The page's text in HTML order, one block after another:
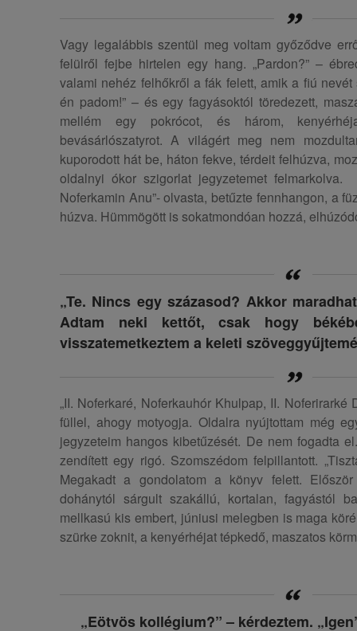
Vagy legalábbis szentül meg voltam győződve
felülről fejbe hirtelen egy hang. „Pardon?” –
valami nehéz felhőkről a fák felett, amik a fiú
én padom!” – és egy fagyásoktól töredezett,
mellém egy pokrócot, és három,
bevásárlószatyrot. A világért meg nem
kuporodott hát be, háton fekve, térdeit felhúzva,
oldalnyi ókor szigorlat jegyzetemet felmarkolva.
Noferkamin Anu”- olvasta, betűzte fennhangon, a
húzva. Hümmögött is sokatmondóan hozzá,
„Te. Nincs egy százasod? Akkor
Adtam neki kettőt, csak hogy
visszatemetkeztem a keleti
„II. Noferkaré, Noferkauhór Khulpap, II. Noferirarké
füllel, ahogy motyogja. Oldalra nyújtottam még
jegyzeteim hangos kibetűzését. De nem fogadta
zendített egy rigó. Szomszédom felpillantott.
Megakadt a gondolatom a könyv felett.
dohánytól sárgult szakállú, kortalan, fagyástól
mellkasú kis embert, júniusi melegben is maga
szürke zoknit, a kenyérhéjat tépkedő, maszatos
„Eötvös kollégium?” – kérdeztem.